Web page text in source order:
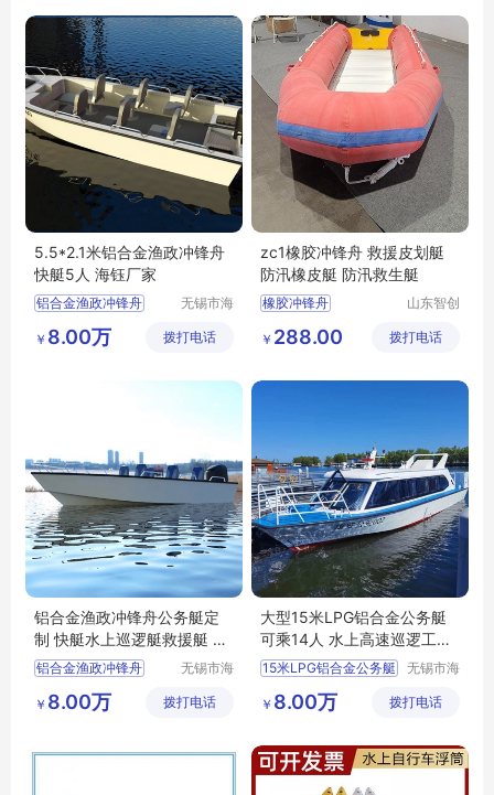
5.5*2.1米铝合金渔政冲锋舟
快艇5人 海钰厂家
铝合金渔政冲锋舟
无锡市海
技有限公
￥ 8.00万 拨打电话
zc1橡胶冲锋舟 救援皮划艇
防汛橡皮艇 防汛救生艇
橡胶冲锋舟
防汛橡皮艇
山东智创
有限公司
￥ 288.00 拨打电话
铝合金渔政冲锋舟公务艇定
制 快艇水上巡逻艇救援艇 海
钰
铝合金渔政冲锋舟
无锡市海
技有限公
￥ 8.00万 拨打电话
大型15米LPG铝合金公务艇
可乘14人 水上高速巡逻工作
艇海钰船舶
15米LPG铝合金公务艇
无锡市海
技有限公
￥ 8.00万 拨打电话